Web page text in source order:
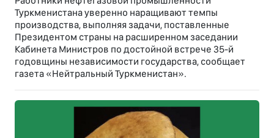
Туркменистана уверенно наращивают темпы
производства, выполняя задачи, поставленные
Президентом страны на расширенном заседании
Кабинета Министров по достойной встрече 35-й
годовщины независимости государства, сообщает
газета «Нейтральный Туркменистан».